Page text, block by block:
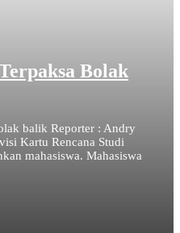
Bolak
balik Reporter : Andry
Kartu Rencana Studi
mahasiswa. Mahasiswa